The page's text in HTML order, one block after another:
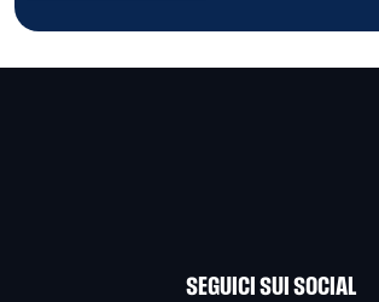
SEGUICI SUI SOCIAL